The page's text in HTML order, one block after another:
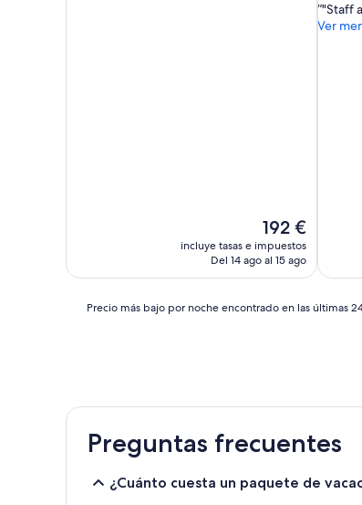
El
precio
actual
192 €
192 €
incluye tasas e impuestos
Del 14 ago al 15 ago
10,
"Staff
Ver
Precio
en
las
últimas
24 horas
Precio más bajo por noche encontrado en las últimas
Preguntas frecuentes
¿Cuánto cuesta un paquete de